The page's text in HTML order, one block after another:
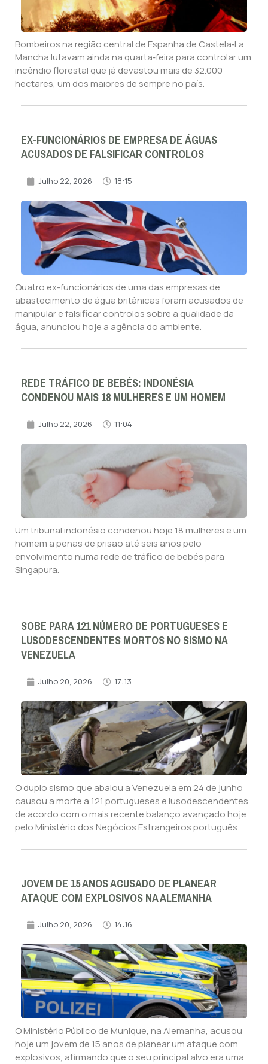
Bombeiros na região central de Espanha de Castela‑La
Mancha lutavam ainda na quarta‑feira para controlar um
incêndio florestal que já devastou mais de 32.000
hectares, um dos maiores de sempre no país.
EX-FUNCIONÁRIOS DE EMPRESA DE ÁGUAS
ACUSADOS DE FALSIFICAR CONTROLOS
Julho 22, 2026 18:15
Quatro ex-funcionários de uma das empresas de
abastecimento de água britânicas foram acusados de
manipular e falsificar controlos sobre a qualidade da
água, anunciou hoje a agência do ambiente.
REDE TRÁFICO DE BEBÉS: INDONÉSIA
CONDENOU MAIS 18 MULHERES E UM HOMEM
Julho 22, 2026 11:04
Um tribunal indonésio condenou hoje 18 mulheres e um
homem a penas de prisão até seis anos pelo
envolvimento numa rede de tráfico de bebés para
Singapura.
SOBE PARA 121 NÚMERO DE PORTUGUESES E
LUSODESCENDENTES MORTOS NO SISMO NA
VENEZUELA
Julho 20, 2026 17:13
O duplo sismo que abalou a Venezuela em 24 de junho
causou a morte a 121 portugueses e lusodescendentes,
de acordo com o mais recente balanço avançado hoje
pelo Ministério dos Negócios Estrangeiros português.
JOVEM DE 15 ANOS ACUSADO DE PLANEAR
ATAQUE COM EXPLOSIVOS NA ALEMANHA
Julho 20, 2026 14:16
O Ministério Público de Munique, na Alemanha, acusou
hoje um jovem de 15 anos de planear um ataque com
explosivos, afirmando que o seu principal alvo era uma